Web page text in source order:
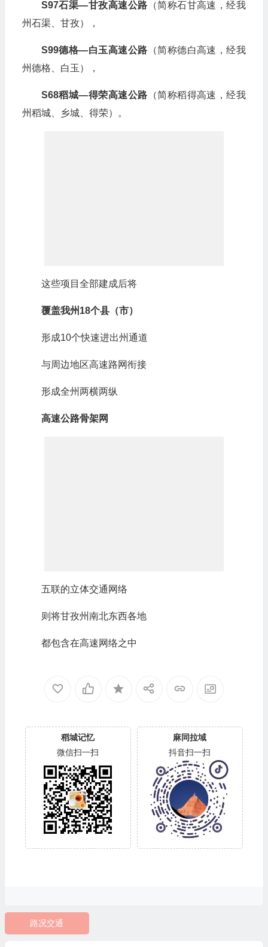
S97石渠—甘孜高速公路 （简称石甘高速，经我
州石渠、甘孜），
S99德格—白玉高速公路 （简称德白高速，经我
州德格、白玉），
S68稻城—得荣高速公路 （简称稻得高速，经我
州稻城、乡城、得荣）。
这些项目全部建成后将
覆盖我州18个县（市）
形成10个快速进出州通道
与周边地区高速路网衔接
形成全州两横两纵
高速公路骨架网
五联的立体交通网络
则将甘孜州南北东西各地
都包含在高速网络之中
稻城记忆
微信扫一扫
麻同拉域
抖音扫一扫
路况交通